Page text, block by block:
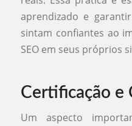
aprendizado e
sintam confiantes ao
SEO em seus próprios
Certificação e
Um aspecto